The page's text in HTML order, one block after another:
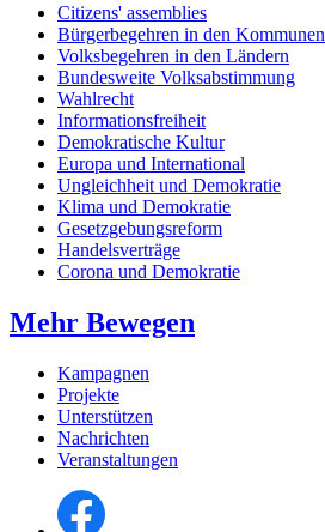
Citizens' assemblies
Bürgerbegehren in den Kommunen
Volksbegehren in den Ländern
Bundesweite Volksabstimmung
Wahlrecht
Informationsfreiheit
Demokratische Kultur
Europa und International
Ungleichheit und Demokratie
Klima und Demokratie
Gesetzgebungsreform
Handelsverträge
Corona und Demokratie
Mehr Bewegen
Kampagnen
Projekte
Unterstützen
Nachrichten
Veranstaltungen